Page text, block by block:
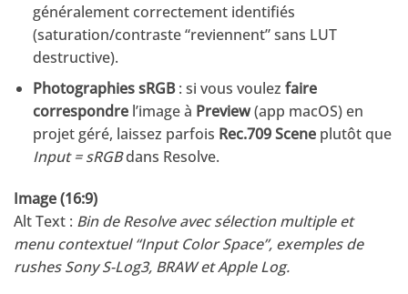
généralement correctement identifiés
(saturation/contraste “reviennent” sans LUT
destructive).
Photographies sRGB: si vous voulez faire
correspondrel’image à Preview(app macOS) en
projet géré, laissez parfois Rec.709 Sceneplutôt que
Input = sRGBdans Resolve.
Image (16:9)
Alt Text : Bin de Resolve avec sélection multiple et
menu contextuel “Input Color Space”, exemples de
rushes Sony S-Log3, BRAW et Apple Log.